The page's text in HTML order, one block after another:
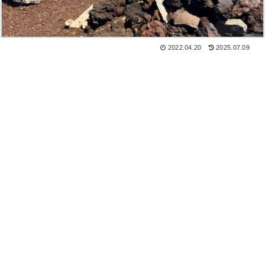
2022.04.20 2025.07.09